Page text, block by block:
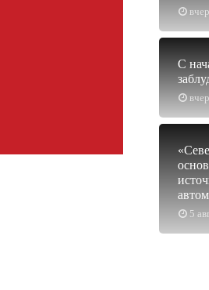
С
5